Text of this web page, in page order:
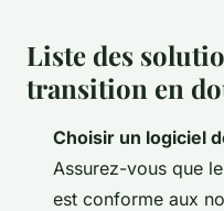
Liste des
transition en
Choisir un logiciel
Assurez-vous que
est conforme aux